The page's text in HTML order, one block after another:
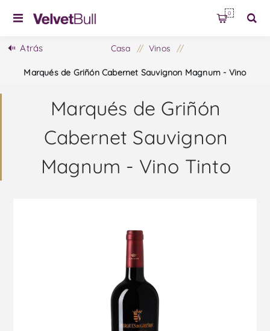
0
Atrás Casa / Vinos /
Marqués de Griñón Cabernet Sauvignon Magnum - Vino
Marqués de Griñón
Cabernet Sauvignon
Magnum - Vino Tinto